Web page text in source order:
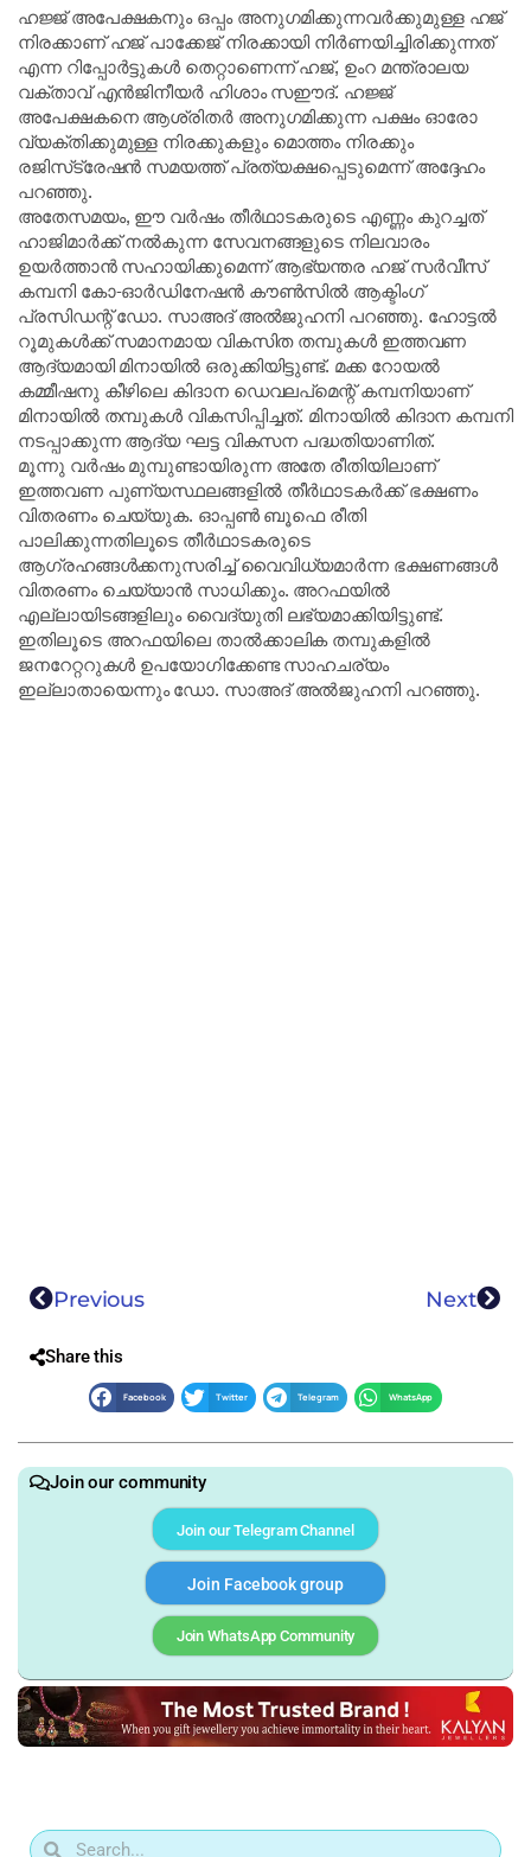
ഹജ്ജ് അപേക്ഷകനും ഒപ്പം അനുഗമിക്കുന്നവർക്കുമുള്ള ഹജ്
നിരക്കാണ് ഹജ് പാക്കേജ് നിരക്കായി നിർണയിച്ചിരിക്കുന്നത്
എന്ന റിപ്പോർട്ടുകൾ തെറ്റാണെന്ന് ഹജ്, ഉംറ മന്ത്രാലയ
വക്താവ് എൻജിനീയർ ഹിശാം സഈദ്. ഹജ്ജ്
അപേക്ഷകനെ ആശ്രിതർ അനുഗമിക്കുന്ന പക്ഷം ഓരോ
വ്യക്തിക്കുമുള്ള നിരക്കുകളും മൊത്തം നിരക്കും
രജിസ്‌ട്രേഷൻ സമയത്ത് പ്രത്യക്ഷപ്പെടുമെന്ന് അദ്ദേഹം
പറഞ്ഞു.
അതേസമയം, ഈ വർഷം തീർഥാടകരുടെ എണ്ണം കുറച്ചത്
ഹാജിമാർക്ക് നൽകുന്ന സേവനങ്ങളുടെ നിലവാരം
ഉയർത്താൻ സഹായിക്കുമെന്ന് ആഭ്യന്തര ഹജ് സർവീസ്
കമ്പനി കോ-ഓർഡിനേഷൻ കൗൺസിൽ ആക്ടിംഗ്
പ്രസിഡന്റ് ഡോ. സാഅദ് അൽജുഹനി പറഞ്ഞു. ഹോട്ടൽ
റൂമുകൾക്ക് സമാനമായ വികസിത തമ്പുകൾ ഇത്തവണ
ആദ്യമായി മിനായിൽ ഒരുക്കിയിട്ടുണ്ട്. മക്ക റോയൽ
കമ്മീഷനു കീഴിലെ കിദാന ഡെവലപ്‌മെന്റ് കമ്പനിയാണ്
മിനായിൽ തമ്പുകൾ വികസിപ്പിച്ചത്. മിനായിൽ കിദാന കമ്പനി
നടപ്പാക്കുന്ന ആദ്യ ഘട്ട വികസന പദ്ധതിയാണിത്.
മൂന്നു വർഷം മുമ്പുണ്ടായിരുന്ന അതേ രീതിയിലാണ്
ഇത്തവണ പുണ്യസ്ഥലങ്ങളിൽ തീർഥാടകർക്ക് ഭക്ഷണം
വിതരണം ചെയ്യുക. ഓപ്പൺ ബൂഫെ രീതി
പാലിക്കുന്നതിലൂടെ തീർഥാടകരുടെ
ആഗ്രഹങ്ങൾക്കനുസരിച്ച് വൈവിധ്യമാർന്ന ഭക്ഷണങ്ങൾ
വിതരണം ചെയ്യാൻ സാധിക്കും. അറഫയിൽ
എല്ലായിടങ്ങളിലും വൈദ്യുതി ലഭ്യമാക്കിയിട്ടുണ്ട്.
ഇതിലൂടെ അറഫയിലെ താൽക്കാലിക തമ്പുകളിൽ
ജനറേറ്ററുകൾ ഉപയോഗിക്കേണ്ട സാഹചര്യം
ഇല്ലാതായെന്നും ഡോ. സാഅദ് അൽജുഹനി പറഞ്ഞു.
Previous Next
Share this
Facebook Twitter Telegram WhatsApp
Join our community
Join our Telegram Channel
Join Facebook group
Join WhatsApp Community